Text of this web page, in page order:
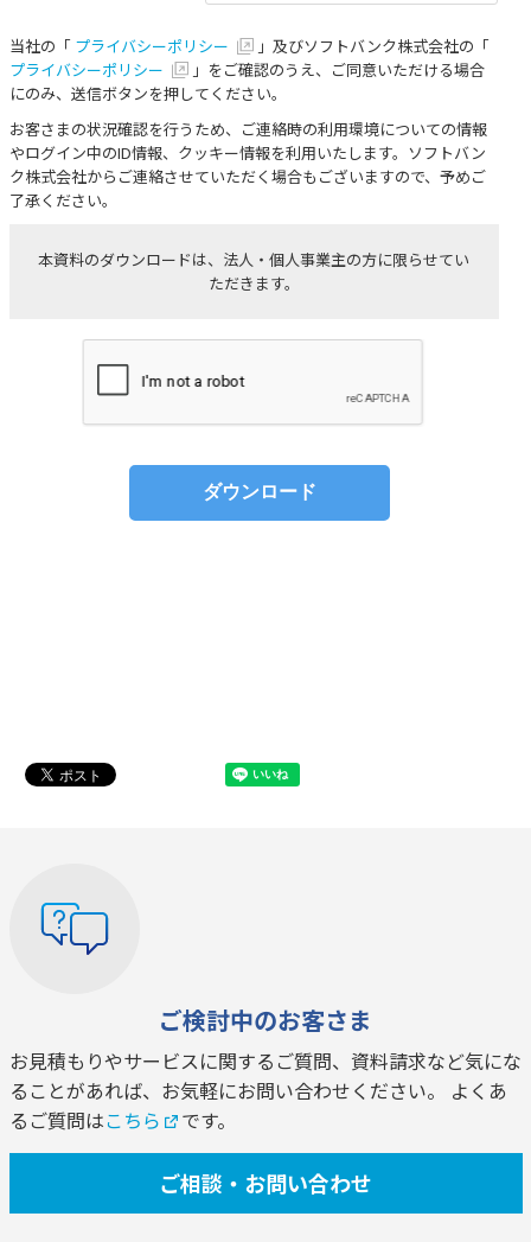
当社の「 プライバシーポリシー
」及びソフトバンク株式会社の「
プライバシーポリシー
」をご確認のうえ、ご同意いただける場合
にのみ、送信ボタンを押してください。
お客さまの状況確認を行うため、ご連絡時の利用環境についての情報
やログイン中のID情報、クッキー情報を利用いたします。ソフトバン
ク株式会社からご連絡させていただく場合もございますので、予めご
了承ください。
本資料のダウンロードは、法人・個人事業主の方に限らせてい
ただきます。
ご検討中のお客さま
お見積もりやサービスに関するご質問、資料請求など気にな
ることがあれば、お気軽にお問い合わせください。 よくあ
るご質問はこちら です。
ご相談・お問い合わせ